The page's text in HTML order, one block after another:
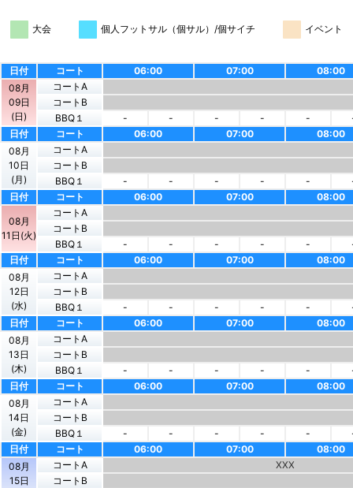
大会 個人フットサル（個サル）/個サイチ イベント
日付 コート 06:00 07:00
08:00
08月
09日
(日)
コートA
コートB
BBQ１
- - - - -
日付
コート 06:00 07:00
08:00
08月
10日
(月)
コートA
コートB
BBQ１
- - - - -
日付
コート 06:00 07:00 08:00
08月
11日(火)
コートA
コートB
BBQ１
- - - - -
日付
コート 06:00 07:00
08:00
08月
12日
(水)
コートA
コートB
BBQ１
- - - - -
日付
コート 06:00 07:00
08:00
08月
13日
(木)
コートA
コートB
BBQ１
- - - - -
日付
コート 06:00 07:00
08:00
08月
14日
(金)
コートA
コートB
BBQ１
- - - - -
日付
コート 06:00 07:00
08:00
08月
15日
コートA
XXX
コートB